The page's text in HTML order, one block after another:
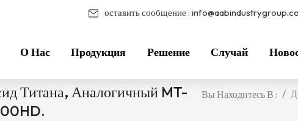
оставить сообщение :
О Нас Продукция Решение Случай
Титана, Аналогичный MT-
Вы Находитесь В : /